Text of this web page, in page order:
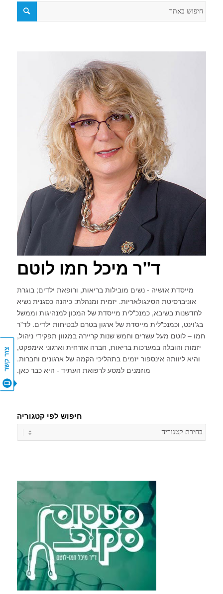
ד"ר מיכל חמו לוטם
מייסדת אושיה - נשים מובילות בריאות, ורופאת ילדים; בוגרת
אוניברסיטת הסינגולאריות. יזמית ומנהלת: כיהנה כסגנית נשיא
לחדשנות בשיבא, כמנכ"לית מייסדת של המכון למנהיגות וממשל
בג'וינט, וכמנכ"לית מייסדת של ארגון בטרם לבטיחות ילדים. לד"ר
חמו – לוטם מעל עשרים וחמש שנות קריירה במגוון תפקידי ניהול,
יזמות והובלה במערכות בריאות, חברה אזרחית וארגוני אימפקט,
והיא ליוותה אינספור יזמים בתהליכי הקמה של ארגונים וחברות.
מוזמנים למסע לרפואת העתיד - היא כבר כאן.
חיפוש לפי קטגוריה
לפי
צור קשר